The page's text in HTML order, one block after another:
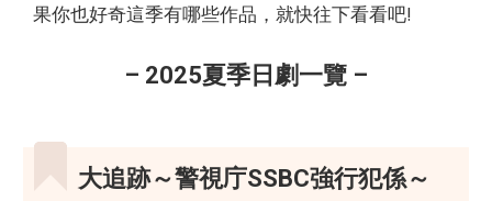
享這份幸福)
40までにしたい10のこと (40歲以前想達成的10件事)
果你也好奇這季有哪些作品，就快往下看看吧!
– 2025夏季日劇一覽 –
大追跡～警視庁SSBC強行犯係～